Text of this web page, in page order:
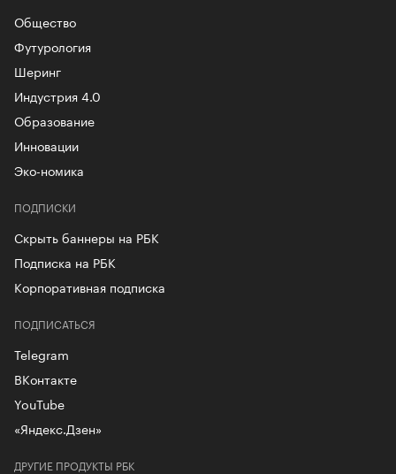
Общество
Футурология
Шеринг
Индустрия 4.0
Образование
Инновации
Эко-номика
ПОДПИСКИ
Скрыть баннеры на РБК
Подписка на РБК
Корпоративная подписка
ДРУГИЕ ПРОДУКТЫ РБК
ПОДПИСАТЬСЯ
Telegram
ВКонтакте
YouTube
«Яндекс.Дзен»